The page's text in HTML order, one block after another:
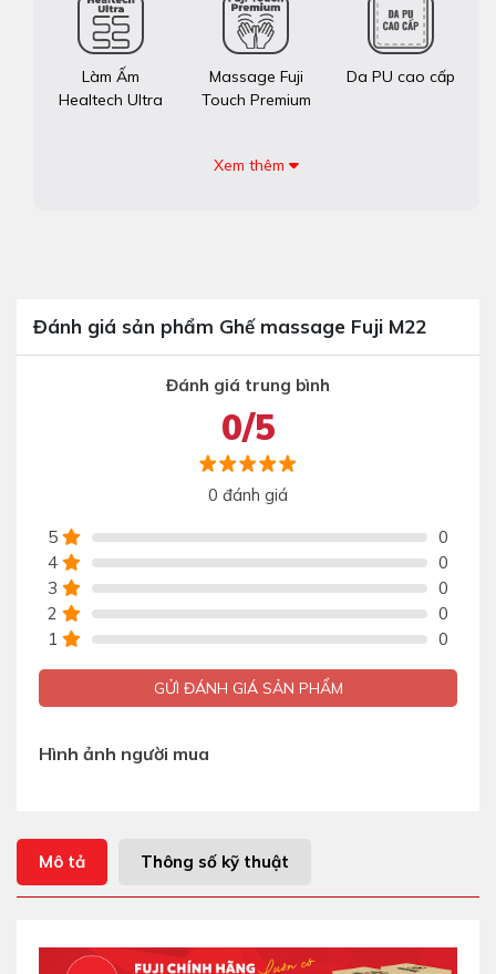
Làm Ấm
Healtech Ultra
Massage Fuji
Touch Premium
Da PU cao cấp
Xem thêm
Đánh giá sản phẩm Ghế massage Fuji M22
Đánh giá trung bình
0/5
0 đánh giá
5
0
4
0
3
0
2
0
1
0
GỬI ĐÁNH GIÁ SẢN PHẨM
Hình ảnh người mua
Mô tả Thông số kỹ thuật